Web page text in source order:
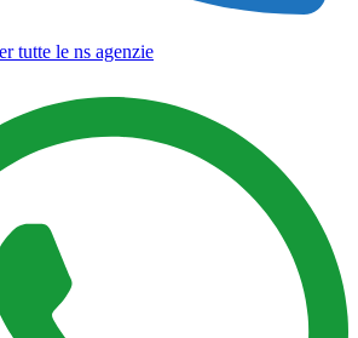
tutte le ns agenzie